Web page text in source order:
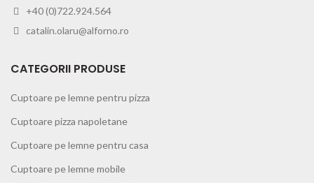
+40 (0)722.924.564
catalin.olaru@alforno.ro
CATEGORII PRODUSE
Cuptoare pe lemne pentru pizza
Cuptoare pizza napoletane
Cuptoare pe lemne pentru casa
Cuptoare pe lemne mobile